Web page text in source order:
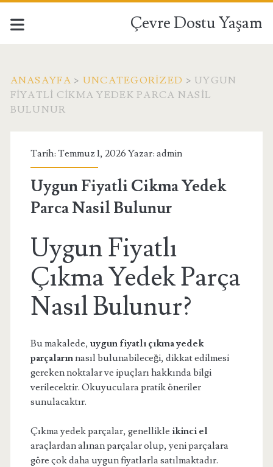
Çevre Dostu Yaşam
ANASAYFA > UNCATEGORIZED > UYGUN
FIYATLI CIKMA YEDEK PARCA NASIL
BULUNUR
Tarih: Temmuz 1, 2026 Yazar: admin
Uygun Fiyatli Cikma Yedek
Parca Nasil Bulunur
Uygun Fiyatlı
Çıkma Yedek Parça
Nasıl Bulunur?
Bu makalede, uygun fiyatlı çıkma yedek
parçalarınnasıl bulunabileceği, dikkat edilmesi
gereken noktalar ve ipuçları hakkında bilgi
verilecektir. Okuyuculara pratik öneriler
sunulacaktır.
Çıkma yedek parçalar, genellikle ikinci el
araçlardan alınan parçalar olup, yeni parçalara
göre çok daha uygun fiyatlarla satılmaktadır.